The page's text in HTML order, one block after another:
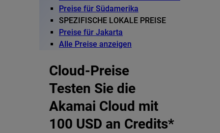
Preise für Südamerika
SPEZIFISCHE LOKALE PREISE
Preise für Jakarta
Alle Preise anzeigen
Cloud-Preise
Testen Sie die
Akamai Cloud mit
100 USD an Credits*